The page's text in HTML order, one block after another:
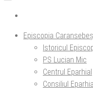
Episcopia
Istoricul
PS Lucian Mic
Centrul Eparhial
Consiliul